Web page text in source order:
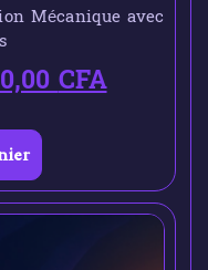
Mécanique avec
CFA